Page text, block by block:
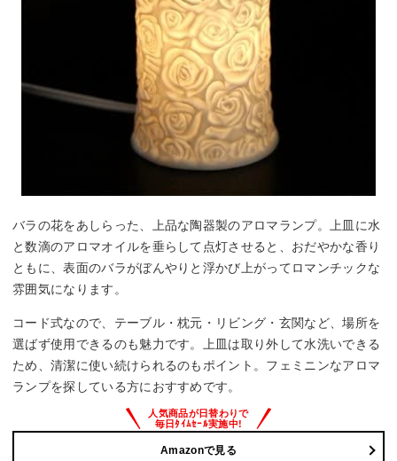
バラの花をあしらった、上品な陶器製のアロマランプ。上皿に水
と数滴のアロマオイルを垂らして点灯させると、おだやかな香り
ともに、表面のバラがぼんやりと浮かび上がってロマンチックな
雰囲気になります。
コード式なので、テーブル・枕元・リビング・玄関など、場所を
選ばず使用できるのも魅力です。上皿は取り外して水洗いできる
ため、清潔に使い続けられるのもポイント。フェミニンなアロマ
ランプを探している方におすすめです。
Amazonで見る